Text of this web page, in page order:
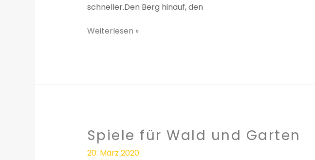
schneller.Den Berg hinauf, den
Weiterlesen »
Spiele für Wald und Garten
20. März 2020
Spiele
Wald